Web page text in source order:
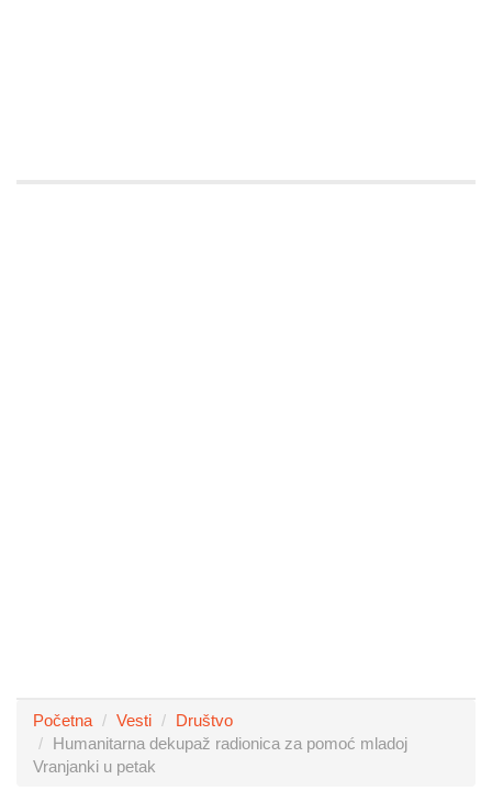
Početna Vesti
Društvo
Humanitarna dekupaž radionica za pomoć mladoj
Vranjanki u petak